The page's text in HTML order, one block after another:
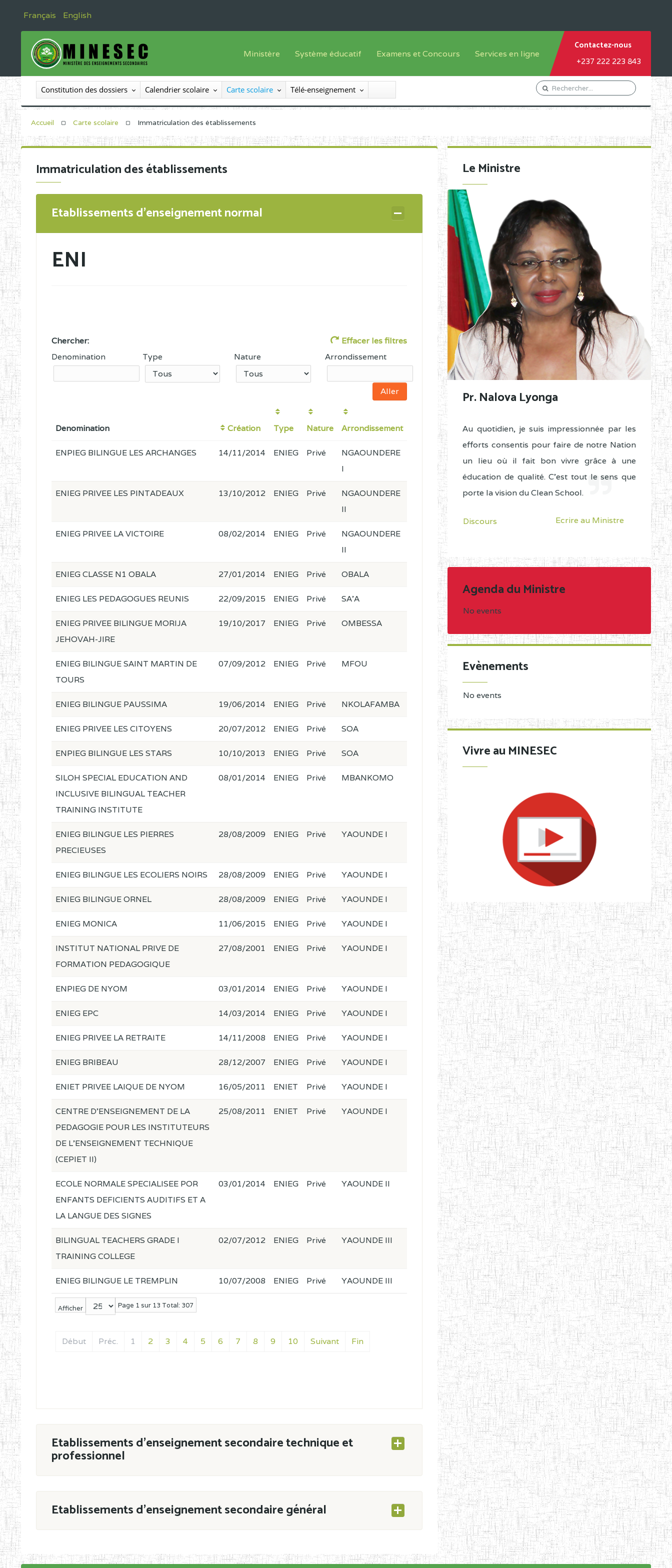
Français English
Ministère
Le Ministre
Le SEESEN
Inspection Générale des Enseignements
Organigramme
Système éducatif
Offre de formation
Sous système francophone
Progammes d'études
Examens et Concours
Inscriptions
Liste des candidats
Diplômes disponibles
Services en ligne
Orientation Conseil
Gestion du Personnel
Demande de subvention
Contactez-nous
+237 222 223 843
Constitution des dossiers Calendrier scolaire Carte scolaire Télé-enseignement
Accueil Carte scolaire Immatriculation des établissements
Immatriculation des établissements
Etablissements d'enseignement normal
ENI
Chercher:
Effacer les filtres
Denomination
Type Nature Arrondissement
Denomination Création Type Nature Arrondissement
Afficher Page 1 sur 13 Total: 307
Début Préc. 1 2 3 4 5 6 7 8 9 10 Suivant Fin
ENPIEG BILINGUE LES ARCHANGES 14/11/2014 ENIEG Privé
NGAOUNDERE
I
ENIEG PRIVEE LES PINTADEAUX 13/10/2012 ENIEG Privé
NGAOUNDERE
II
ENIEG PRIVEE LA VICTOIRE 08/02/2014 ENIEG Privé
NGAOUNDERE
II
ENIEG CLASSE N1 OBALA 27/01/2014 ENIEG Privé OBALA
ENIEG LES PEDAGOGUES REUNIS 22/09/2015 ENIEG Privé SA'A
ENIEG PRIVEE BILINGUE MORIJA
JEHOVAH-JIRE
19/10/2017 ENIEG Privé OMBESSA
ENIEG BILINGUE SAINT MARTIN DE
TOURS
07/09/2012 ENIEG Privé MFOU
ENIEG BILINGUE PAUSSIMA 19/06/2014 ENIEG Privé NKOLAFAMBA
ENIEG PRIVEE LES CITOYENS 20/07/2012 ENIEG Privé SOA
ENPIEG BILINGUE LES STARS 10/10/2013 ENIEG Privé SOA
SILOH SPECIAL EDUCATION AND
INCLUSIVE BILINGUAL TEACHER
TRAINING INSTITUTE
08/01/2014 ENIEG Privé MBANKOMO
ENIEG BILINGUE LES PIERRES
PRECIEUSES
28/08/2009 ENIEG Privé YAOUNDE I
ENIEG BILINGUE LES ECOLIERS NOIRS 28/08/2009 ENIEG Privé YAOUNDE I
ENIEG BILINGUE ORNEL 28/08/2009 ENIEG Privé YAOUNDE I
ENIEG MONICA 11/06/2015 ENIEG Privé YAOUNDE I
INSTITUT NATIONAL PRIVE DE
FORMATION PEDAGOGIQUE
27/08/2001 ENIEG Privé YAOUNDE I
ENPIEG DE NYOM 03/01/2014 ENIEG Privé YAOUNDE I
ENIEG EPC 14/03/2014 ENIEG Privé YAOUNDE I
ENIEG PRIVEE LA RETRAITE 14/11/2008 ENIEG Privé YAOUNDE I
ENIEG BRIBEAU 28/12/2007 ENIEG Privé YAOUNDE I
ENIET PRIVEE LAIQUE DE NYOM 16/05/2011 ENIET Privé YAOUNDE I
CENTRE D'ENSEIGNEMENT DE LA
PEDAGOGIE POUR LES INSTITUTEURS
DE L'ENSEIGNEMENT TECHNIQUE
(CEPIET II)
25/08/2011 ENIET Privé YAOUNDE I
ECOLE NORMALE SPECIALISEE POR
ENFANTS DEFICIENTS AUDITIFS ET A
LA LANGUE DES SIGNES
03/01/2014 ENIEG Privé YAOUNDE II
BILINGUAL TEACHERS GRADE I
TRAINING COLLEGE
02/07/2012 ENIEG Privé YAOUNDE III
ENIEG BILINGUE LE TREMPLIN 10/07/2008 ENIEG Privé YAOUNDE III
Etablissements d'enseignement secondaire technique et
professionnel
ESTP
Etablissements d'enseignement secondaire général
En application de la Décision N°90/11/MINESEC/CAB du 21 mars 2011 portant ouverture
Le Ministre
Pr. Nalova Lyonga
Au quotidien, je suis impressionnée par les
efforts consentis pour faire de notre Nation
un lieu où il fait bon vivre grâce à une
éducation de qualité. C'est tout le sens que
porte la vision du Clean School.
Discours Ecrire au Ministre
Agenda du Ministre
No events
Evènements
No events
Vivre au MINESEC